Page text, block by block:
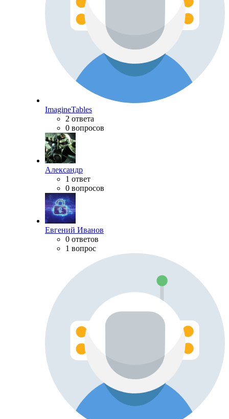
ImagineTables
2 ответа
0 вопросов
Александр
1 ответ
0 вопросов
Евгений Иванов
0 ответов
1 вопрос